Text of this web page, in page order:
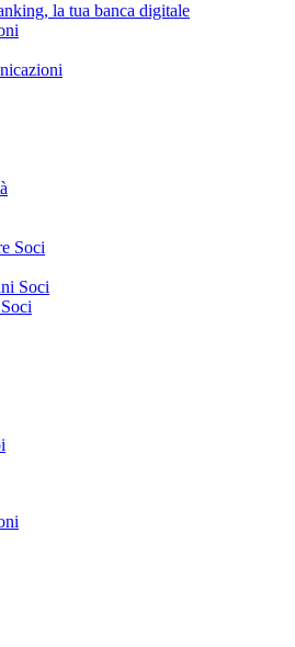
la tua banca digitale
Soci
Soci